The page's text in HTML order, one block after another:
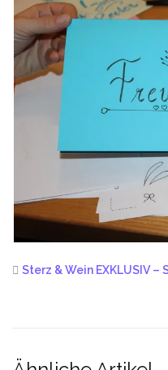
Sterz & Wein EXKLUSIV –